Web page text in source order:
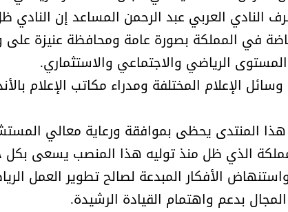
النادي العربي عبد الرحمن المساعد إن النادي
في المملكة بصورة عامة ومحافظة عنيزة
الرياضي والاجتماعي والاستثماري.
الإعلام المختلفة ومدراء مكاتب الإعلام
المنتدى يحظى بموافقة ورعاية معالي
الذي ظل منذ توليه هذا المنصب يسعى
الأفكار المبدعة لصالح تطوير العمل
بدعم واهتمام القيادة الرشيدة.
يحصل على الدكتوراة في الإدارة من
أكاديمية(جيت) البريطانية